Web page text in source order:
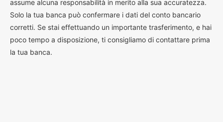
assume alcuna responsabilità in merito alla sua accuratezza.
Solo la tua banca può confermare i dati del conto bancario
corretti. Se stai effettuando un importante trasferimento, e hai
poco tempo a disposizione, ti consigliamo di contattare prima
la tua banca.